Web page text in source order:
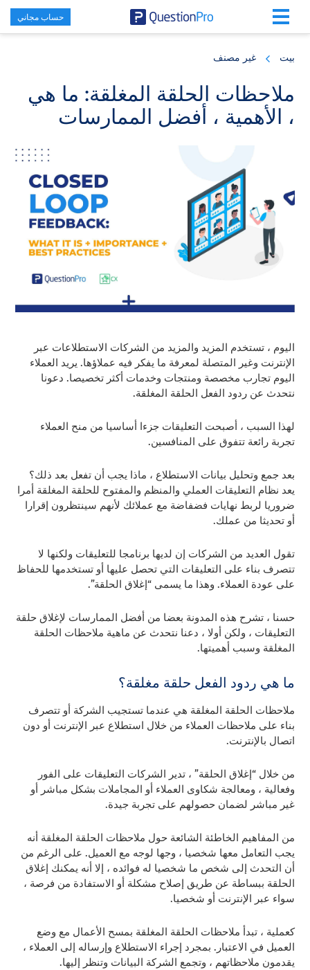
content
sidebar
حساب مجاني
بيت غير مصنف
ملاحظات الحلقة المغلقة: ما هي
، الأهمية ، أفضل الممارسات
اليوم ، تستخدم المزيد والمزيد من الشركات الاستطلاعات عبر
الإنترنت وغير المتصلة لمعرفة ما يفكر فيه عملاؤها. يريد العملاء
اليوم تجارب مخصصة ومنتجات وخدمات أكثر تخصيصا. دعونا
نتحدث عن ردود الفعل الحلقة المغلقة.
لهذا السبب ، أصبحت التعليقات جزءا أساسيا من منح العملاء
تجربة رائعة تتفوق على المنافسين.
بعد جمع وتحليل بيانات الاستطلاع ، ماذا يجب أن تفعل بعد ذلك؟
يعد نظام التعليقات العملي والمنظم والمفتوح للحلقة المغلقة أمرا
ضروريا لربط نهايات فضفاضة مع عملائك لأنهم سينتظرون إقرارا
أو تحديثا من عملك.
تقول العديد من الشركات إن لديها برنامجا للتعليقات ولكنها لا
تتصرف بناء على التعليقات التي تحصل عليها أو تستخدمها للحفاظ
على عودة العملاء. وهذا ما يسمى “إغلاق الحلقة”.
حسنا ، تشرح هذه المدونة بعضا من أفضل الممارسات لإغلاق حلقة
التعليقات ، ولكن أولا ، دعنا نتحدث عن ماهية ملاحظات الحلقة
المغلقة وسبب أهميتها.
ما هي ردود الفعل حلقة مغلقة؟
ملاحظات الحلقة المغلقة هي عندما تستجيب الشركة أو تتصرف
بناء على ملاحظات العملاء من خلال استطلاع عبر الإنترنت أو دون
اتصال بالإنترنت.
من خلال “إغلاق الحلقة” ، تدير الشركات التعليقات على الفور
وفعالية ، ومعالجة شكاوى العملاء أو المجاملات بشكل مباشر أو
غير مباشر لضمان حصولهم على تجربة جيدة.
من المفاهيم الخاطئة الشائعة حول ملاحظات الحلقة المغلقة أنه
يجب التعامل معها شخصيا ، وجها لوجه مع العميل. على الرغم من
أن التحدث إلى شخص ما شخصيا له فوائده ، إلا أنه يمكنك إغلاق
الحلقة ببساطة عن طريق إصلاح مشكلة أو الاستفادة من فرصة ،
سواء عبر الإنترنت أو شخصيا.
كعملية ، تبدأ ملاحظات الحلقة المغلقة بمسح الأعمال مع وضع
العميل في الاعتبار. بمجرد إجراء الاستطلاع وإرساله إلى العملاء ،
يقدمون ملاحظاتهم ، وتجمع الشركة البيانات وتنظر إليها.